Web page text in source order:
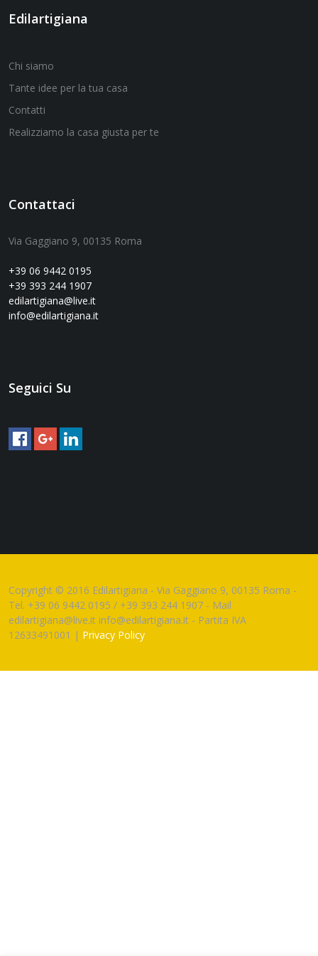
Edilartigiana
Chi siamo
Tante idee per la tua casa
Contatti
Realizziamo la casa giusta per te
Contattaci
Via Gaggiano 9, 00135 Roma
+39 06 9442 0195
+39 393 244 1907
edilartigiana@live.it
info@edilartigiana.it
Seguici Su
Copyright © 2016 Edilartigiana - Via Gaggiano 9, 00135 Roma -
Tel. +39 06 9442 0195 / +39 393 244 1907 - Mail
edilartigiana@live.it info@edilartigiana.it - Partita IVA
12633491001 | Privacy Policy